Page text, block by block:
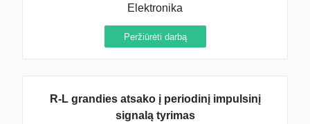
Elektronika
Peržiūrėti darbą
R-L grandies atsako į periodinį impulsinį
signalą tyrimas